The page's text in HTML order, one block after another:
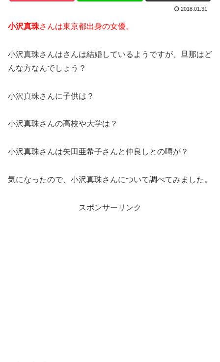
2018.01.31
小沢真珠さんは東京都出身の女優。
小沢真珠さんはさんは結婚しているようですが、旦那はど
んな方なんでしょう？
小沢真珠さんに子供は？
小沢真珠さんの高校や大学は？
小沢真珠さんは矢田亜希子さんと仲良しとの噂が？
気になったので、小沢真珠さんについて調べてみました。
スポンサーリンク